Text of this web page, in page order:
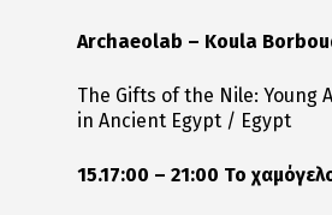
Archaeolab – Koula
The Gifts of the Nile: Young
in Ancient Egypt / Egypt
15.17:00 – 21:00 Το